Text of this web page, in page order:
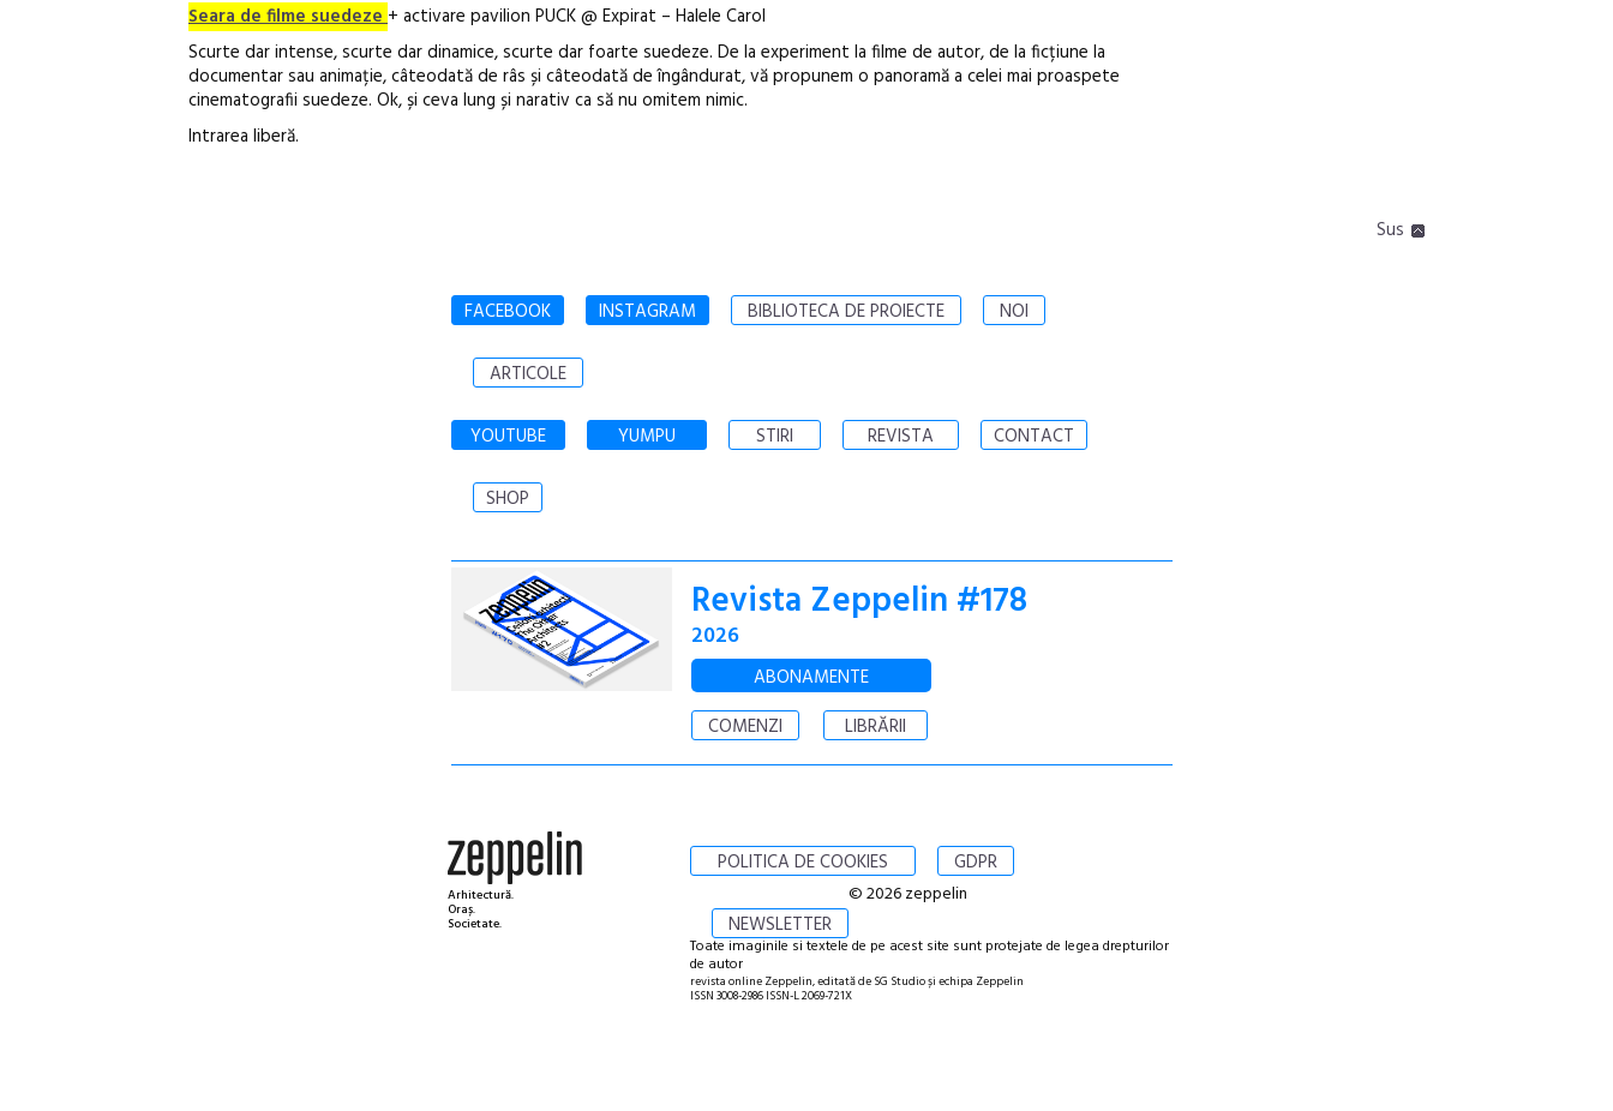
Seara de filme suedeze + activare pavilion PUCK @ Expirat – Halele Carol
Scurte dar intense, scurte dar dinamice, scurte dar foarte suedeze. De la experiment la filme de autor, de la ficțiune la
documentar sau animație, câteodată de râs și câteodată de îngândurat, vă propunem o panoramă a celei mai proaspete
cinematografii suedeze. Ok, și ceva lung și narativ ca să nu omitem nimic.
Intrarea liberă.
Sus
FACEBOOK INSTAGRAM BIBLIOTECA DE PROIECTE NOI
ARTICOLE
YOUTUBE YUMPU STIRI REVISTA CONTACT
SHOP
Revista Zeppelin #178
2026
ABONAMENTE
COMENZI
LIBRĂRII
Arhitectură.
Oraș.
Societate.
POLITICA DE COOKIES GDPR
NEWSLETTER
© 2026 zeppelin
Toate imaginile si textele de pe acest site sunt protejate de legea drepturilor
de autor
revista online Zeppelin, editată de SG Studio și echipa Zeppelin
ISSN 3008-2986 ISSN-L 2069-721X